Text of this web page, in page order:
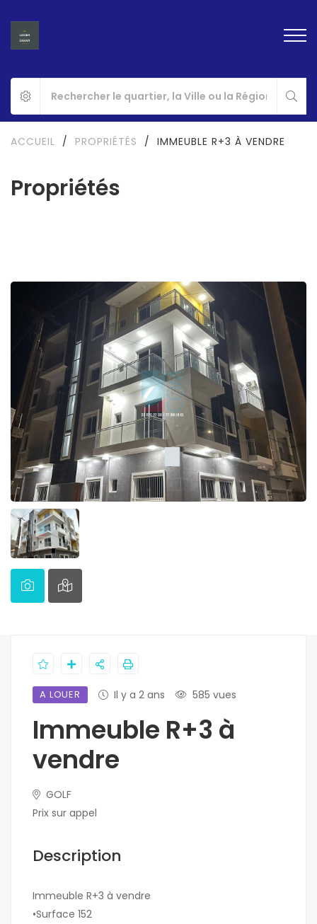
Propriétés
ACCUEIL / PROPRIÉTÉS / IMMEUBLE R+3 À VENDRE
A LOUER Il y a 2 ans 585 vues
Immeuble R+3 à
vendre
GOLF
Prix sur appel
Description
Immeuble R+3 à vendre
•Surface 152